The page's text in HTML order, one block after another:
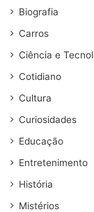
Biografia
Carros
Ciência e
Cotidiano
Cultura
Curiosidades
Educação
Entretenimento
História
Mistérios